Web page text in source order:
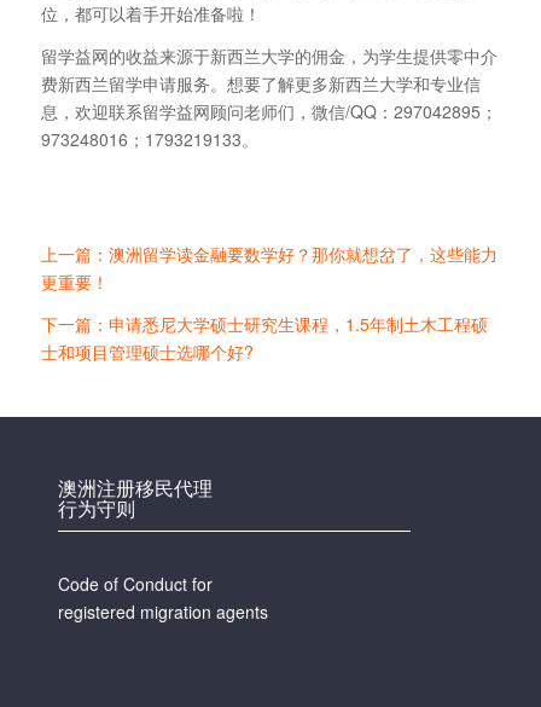
位，都可以着手开始准备啦！
留学益网的收益来源于新西兰大学的佣金，为学生提供零中介
费新西兰留学申请服务。想要了解更多新西兰大学和专业信
息，欢迎联系留学益网顾问老师们，微信/QQ：297042895；
973248016；1793219133。
上一篇：澳洲留学读金融要数学好？那你就想岔了，这些能力
更重要！
下一篇：申请悉尼大学硕士研究生课程，1.5年制土木工程硕
士和项目管理硕士选哪个好?
澳洲注册移民代理
行为守则
Code of Conduct for
registered migration agents